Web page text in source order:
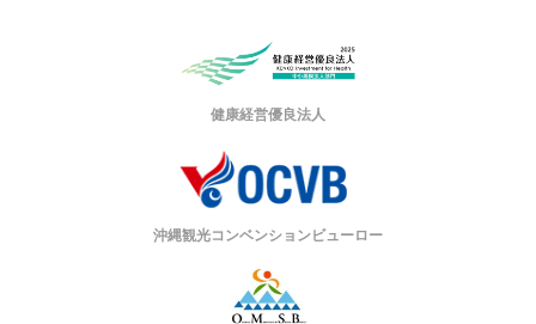
健康経営優良法人
沖縄観光コンベンションビューロー